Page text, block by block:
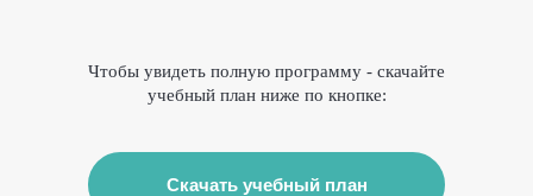
Чтобы увидеть полную программу - скачайте
учебный план ниже по кнопке:
Скачать учебный план